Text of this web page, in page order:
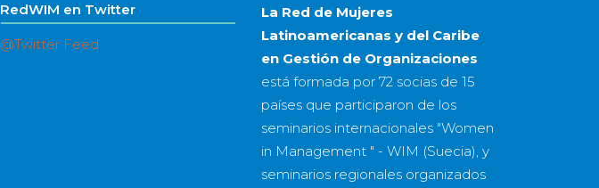
RedWIM en Twitter
@Twitter Feed
La Red de Mujeres
Latinoamericanas y del Caribe
en Gestión de Organizaciones
está formada por 72 sociasde 15
paísesque participaron de los
seminarios internacionales "Women
in Management " - WIM (Suecia), y
seminarios regionales organizados